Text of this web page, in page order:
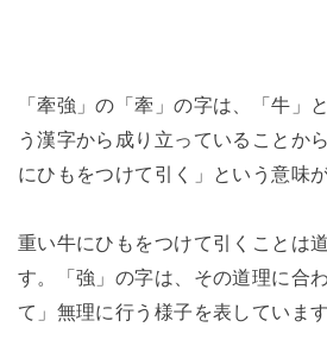
「牽強」の「牽」の字は、「牛」
う漢字から成り立っていることか
にひもをつけて引く」という意味
重い牛にひもをつけて引くことは
す。「強」の字は、その道理に合
て」無理に行う様子を表しています